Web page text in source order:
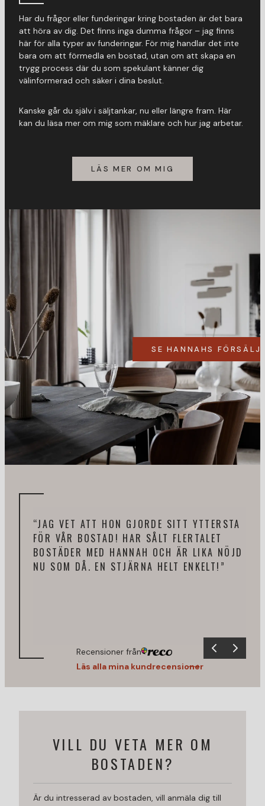
Har du frågor eller funderingar kring bostaden är det bara
att höra av dig. Det finns inga dumma frågor – jag finns
här för alla typer av funderingar. För mig handlar det inte
bara om att förmedla en bostad, utan om att skapa en
trygg process där du som spekulant känner dig
välinformerad och säker i dina beslut.
Kanske går du själv i säljtankar, nu eller längre fram. Här
kan du läsa mer om mig som mäklare och hur jag arbetar.
LÄS MER OM MIG
SE HANNAHS
“JAG VET ATT HON GJORDE SITT YTTERSTA
FÖR VÅR BOSTAD! HAR SÅLT FLERTALET
BOSTÄDER MED HANNAH OCH ÄR LIKA NÖJD
NU SOM DÅ. EN STJÄRNA HELT ENKELT!”
Recensioner från
Läs alla mina kundrecensioner
VILL DU VETA MER OM
BOSTADEN?
Är du intresserad av bostaden, vill anmäla dig till